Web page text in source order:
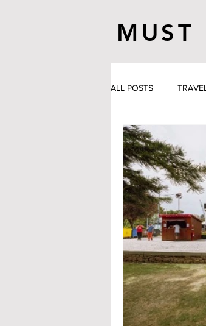
MUST
ALL POSTS TRAVEL